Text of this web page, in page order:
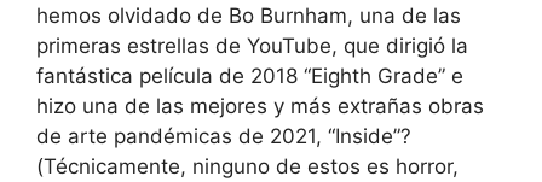
hemos olvidado de Bo Burnham, una de las
primeras estrellas de YouTube, que dirigió la
fantástica película de 2018 “Eighth Grade” e
hizo una de las mejores y más extrañas obras
de arte pandémicas de 2021, “Inside”?
(Técnicamente, ninguno de estos es horror,